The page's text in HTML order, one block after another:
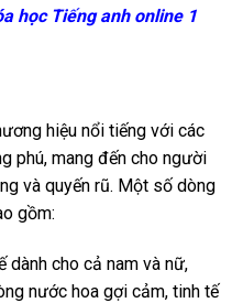
học Tiếng anh online 1
hiệu nổi tiếng với các
phú, mang đến cho người
và quyến rũ. Một số dòng
gồm:
cho cả nam và nữ,
nước hoa gợi cảm, tinh tế